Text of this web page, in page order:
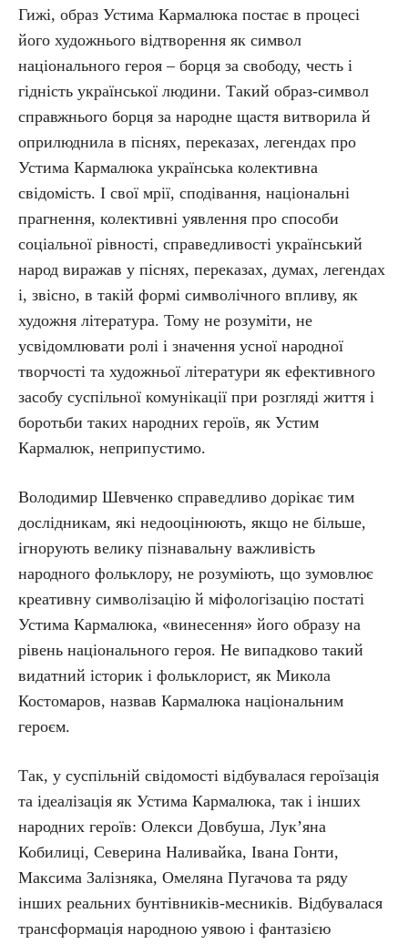
Гижі, образ Устима Кармалюка постає в процесі
його художнього відтворення як символ
національного героя – борця за свободу, честь і
гідність української людини. Такий образ-символ
справжнього борця за народне щастя витворила й
оприлюднила в піснях, переказах, легендах про
Устима Кармалюка українська колективна
свідомість. І свої мрії, сподівання, національні
прагнення, колективні уявлення про способи
соціальної рівності, справедливості український
народ виражав у піснях, переказах, думах, легендах
і, звісно, в такій формі символічного впливу, як
художня література. Тому не розуміти, не
усвідомлювати ролі і значення усної народної
творчості та художньої літератури як ефективного
засобу суспільної комунікації при розгляді життя і
боротьби таких народних героїв, як Устим
Кармалюк, неприпустимо.
Володимир Шевченко справедливо дорікає тим
дослідникам, які недооцінюють, якщо не більше,
ігнорують велику пізнавальну важливість
народного фольклору, не розуміють, що зумовлює
креативну символізацію й міфологізацію постаті
Устима Кармалюка, «винесення» його образу на
рівень національного героя. Не випадково такий
видатний історик і фольклорист, як Микола
Костомаров, назвав Кармалюка національним
героєм.
Так, у суспільній свідомості відбувалася героїзація
та ідеалізація як Устима Кармалюка, так і інших
народних героїв: Олекси Довбуша, Лук’яна
Кобилиці, Северина Наливайка, Івана Гонти,
Максима Залізняка, Омеляна Пугачова та ряду
інших реальних бунтівників-месників. Відбувалася
трансформація народною уявою і фантазією